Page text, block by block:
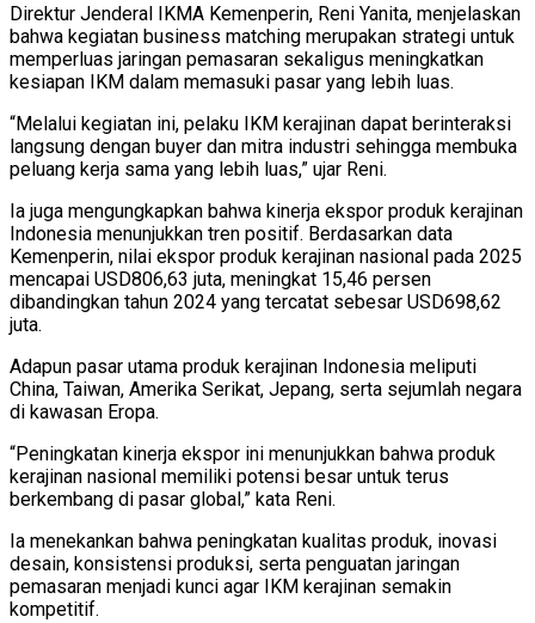
Direktur Jenderal IKMA Kemenperin, Reni Yanita, menjelaskan
bahwa kegiatan business matching merupakan strategi untuk
memperluas jaringan pemasaran sekaligus meningkatkan
kesiapan IKM dalam memasuki pasar yang lebih luas.
“Melalui kegiatan ini, pelaku IKM kerajinan dapat berinteraksi
langsung dengan buyer dan mitra industri sehingga membuka
peluang kerja sama yang lebih luas,” ujar Reni.
Ia juga mengungkapkan bahwa kinerja ekspor produk kerajinan
Indonesia menunjukkan tren positif. Berdasarkan data
Kemenperin, nilai ekspor produk kerajinan nasional pada 2025
mencapai USD806,63 juta, meningkat 15,46 persen
dibandingkan tahun 2024 yang tercatat sebesar USD698,62
juta.
Adapun pasar utama produk kerajinan Indonesia meliputi
China, Taiwan, Amerika Serikat, Jepang, serta sejumlah negara
di kawasan Eropa.
“Peningkatan kinerja ekspor ini menunjukkan bahwa produk
kerajinan nasional memiliki potensi besar untuk terus
berkembang di pasar global,” kata Reni.
Ia menekankan bahwa peningkatan kualitas produk, inovasi
desain, konsistensi produksi, serta penguatan jaringan
pemasaran menjadi kunci agar IKM kerajinan semakin
kompetitif.